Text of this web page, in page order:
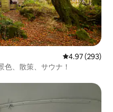
レビュー293
4.97 (293)
色、散策、サウナ！